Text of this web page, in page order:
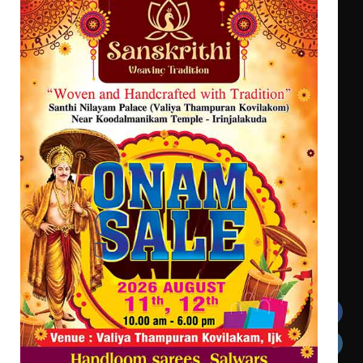
എം.ജി. യൂണിവേഴ്‌സിറ്റിയിൽ നിന്ന്
ഇംഗ്ളീഷ് സാഹിത്യത്തിൽ
ഡോക്ടറേറ്റ് നേടിയ എൻ. ആര്യ
ട്യുണീഷ്യൻ ചിത്രം ” ദി വോയിസ്
ഓഫ് ഹിന്ദ് റജബ് ” ഇരിങ്ങാലക്കുട
ഫിലിം സൊസൈറ്റി ആഗസ്റ്റ് 7
വെള്ളിയാഴ്ച സ്‌ക്രീൻ ചെയ്യുന്നു
Get In Touch
Twitter Facebook
LinkedIn Instagram